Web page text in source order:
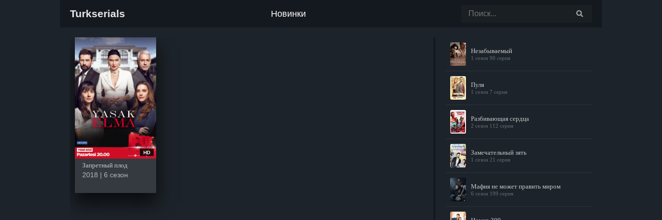
Turkserials Новинки
HD
Запретный плод
2018 | 6 сезон
Незабываемый
1 сезон 90 серия
Пуля
1 сезон 7 серия
Разбивающая сердца
2 сезон 112 серия
Замечательный зять
1 сезон 21 серия
Мафия не может править миром
6 сезон 199 серия